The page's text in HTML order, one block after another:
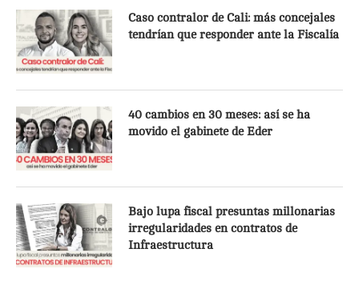
Caso contralor de Cali: más concejales
tendrían que responder ante la Fiscalía
40 cambios en 30 meses: así se ha
movido el gabinete de Eder
Bajo lupa fiscal presuntas millonarias
irregularidades en contratos de
Infraestructura